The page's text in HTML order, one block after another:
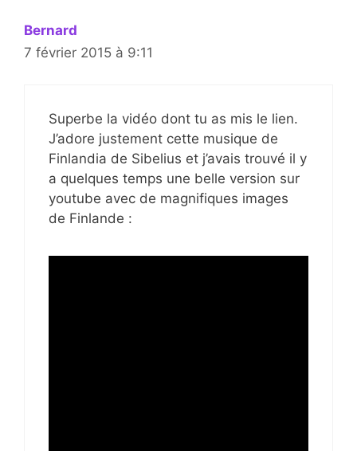
Bernard
7 février 2015 à 9:11
Superbe la vidéo dont tu as mis le lien.
J’adore justement cette musique de
Finlandia de Sibelius et j’avais trouvé il y
a quelques temps une belle version sur
youtube avec de magnifiques images
de Finlande :